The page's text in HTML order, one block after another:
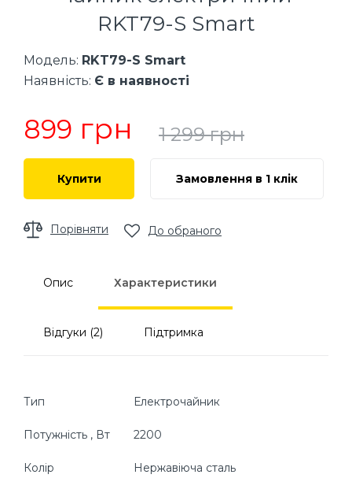
RKT79-S Smart
Модель: RKT79-S Smart
Наявність: Є в наявності
899 грн 1 299грн
Купити Замовлення в 1 клік
Порівняти До обраного
Опис Характеристики
Відгуки (2) Підтримка
Тип Електрочайник
Потужність , Вт 2200
Колір Нержавіюча сталь